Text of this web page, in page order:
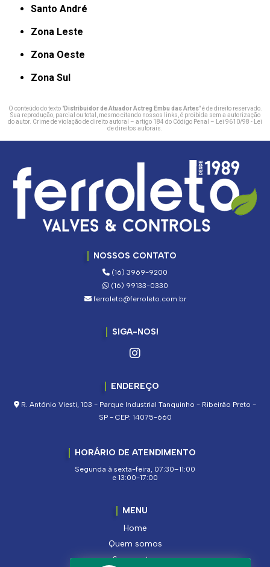
Santo André
Zona Leste
Zona Oeste
Zona Sul
O conteúdo do texto "Distribuidor de Atuador Actreg Embu das Artes" é de direito reservado.
Sua reprodução, parcial ou total, mesmo citando nossos links, é proibida sem a autorização
do autor. Crime de violação de direito autoral – artigo 184 do Código Penal –
Lei 9610/98 - Lei
de direitos autorais
NOSSOS CONTATO
(16) 3969-9200
(16) 99133-0330
ferroleto@ferroleto.com.br
SIGA-NOS!
ENDEREÇO
R. Antônio Viesti, 103 - Parque Industrial Tanquinho - Ribeirão Preto -
SP - CEP: 14075-660
HORÁRIO DE ATENDIMENTO
Segunda à sexta-feira, 07:30–11:00
e 13:00-17:00
MENU
Home
Quem somos
Segmentos